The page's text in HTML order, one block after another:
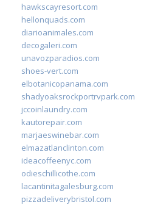
hawkscayresort.com
hellonquads.com
diarioanimales.com
decogaleri.com
unavozparadios.com
shoes-vert.com
elbotanicopanama.com
shadyoaksrockportrvpark.com
jccoinlaundry.com
kautorepair.com
marjaeswinebar.com
elmazatlanclinton.com
ideacoffeenyc.com
odieschillicothe.com
lacantinitagalesburg.com
pizzadeliverybristol.com